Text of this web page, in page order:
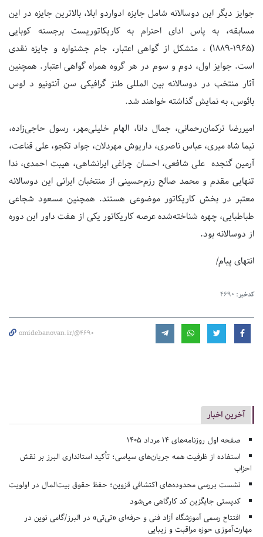
جوایز دیگر این دوسالانه شامل جایزه ادواردو ابلا، بالاترین جایزه در این
مسابقه، به پاس ادای احترام به کاریکاتوریست برجسته کوبایی
(۱۹۶۵-۱۸۸۹) ، متشکل از گواهی اعتبار، جام جشنواره و جایزه نقدی
است. جوایز اول، دوم و سوم در هر گروه همراه گواهی اعتبار. همچنین
آثار منتخب در دوسالانه بین المللی طنز گرافیکی سن آنتونیو د لوس
بائوس، به نمایش گذاشته خواهند شد.
امیررضا ترکمان‌رحمانی، جمال دانا، الهام خلیلی‌مهر، رسول حاجی‌زاده،
نیما شاه میری، عباس ناصری، داریوش مهردلان، جواد تکجو، علی قناعت،
آرمین گنجده علی شافعی، احسان چراغی ایرانشاهی، هیبت احمدی، ندا
تنهایی مقدم و محمد صالح رزم‌حسینی از منتخبان ایرانی این دوسالانه
معتبر در بخش کاریکاتور موضوعی هستند. همچنین مسعود شجاعی
طباطبایی، چهره شناخته‌شده عرصه کاریکاتور یکی از هفت داور این دوره
از دوسالانه بود.
انتهای پیام/
کدخبر: 4690
omidebanovan.ir/@4690
آخرین اخبار
صفحه اول روزنامه‌های 14 مرداد 1405
استفاده از ظرفیت همه جریان‌های سیاسی؛ تأکید استانداری البرز بر نقش
احزاب
نشست بررسی محدوده‌های اکتشافی قزوین؛ حفظ حقوق بیت‌المال در اولویت
کدپستی جایگزین کد کارگاهی می‌شود
افتتاح رسمی آموزشگاه آزاد فنی و حرفه‌ای «تی‌تی» در البرز/گامی نوین در
مهارت‌آموزی حوزه مراقبت و زیبایی